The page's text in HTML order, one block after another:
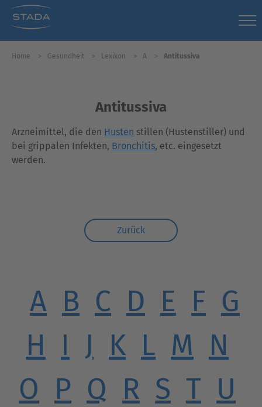
Home Gesundheit Lexikon A Antitussiva
Antitussiva
Arzneimittel, die den Husten stillen (Hustenstiller) und
bei grippalen Infekten, Bronchitis, etc. eingesetzt
werden.
Zurück
A B C D E F G
H I J K L M N
O P Q R S T U